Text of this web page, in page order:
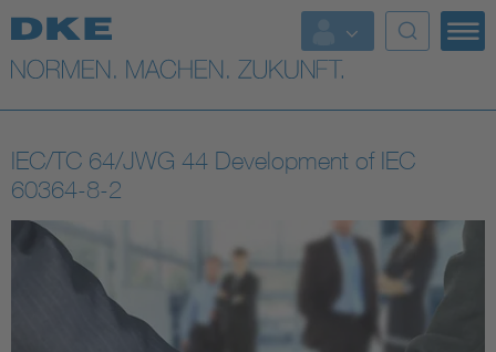
Top-Themen
VDE Fokusthemen
Digital Security
Health
IEC/TC 64/JWG 44 Development of IEC
60364-8-2